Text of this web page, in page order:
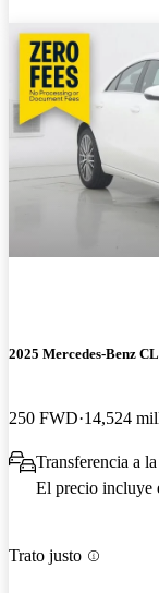
2025 Mercedes-Benz
250 FWD 14,524
Transferencia a
El precio incluye
Trato justo